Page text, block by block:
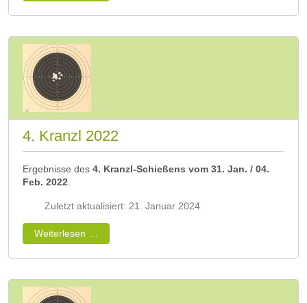
4. Kranzl 2022
Ergebnisse des 4. Kranzl-Schießens vom 31. Jan. / 04.
Feb. 2022
Zuletzt aktualisiert: 21. Januar 2024
Weiterlesen …